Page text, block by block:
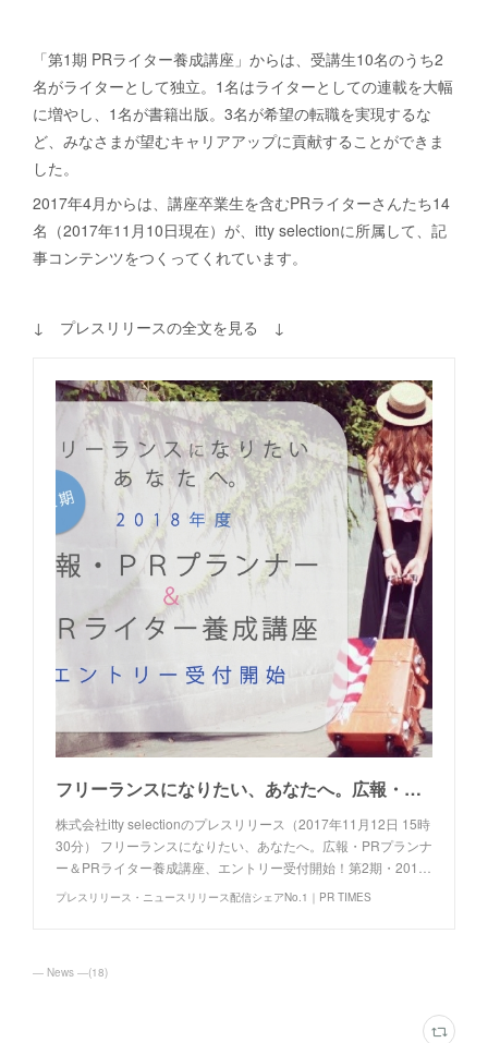
「第1期 PRライター養成講座」からは、受講生10名のうち2
名がライターとして独立。1名はライターとしての連載を大幅
に増やし、1名が書籍出版。3名が希望の転職を実現するな
ど、みなさまが望むキャリアアップに貢献することができま
した。
2017年4月からは、講座卒業生を含むPRライターさんたち14
名（2017年11月10日現在）が、itty selectionに所属して、記
事コンテンツをつくってくれています。
↓ プレスリリースの全文を見る ↓
​フリーランスになりたい、あなたへ。広報・PRプランナー＆PRライター養成講座、エントリー受付開始！第2期・2018年1月スタート〜itty selection Inc.〜
株式会社itty selectionのプレスリリース（2017年11月12日 15時
30分） フリーランスになりたい、あなたへ。広報・PRプランナ
ー＆PRライター養成講座、エントリー受付開始！第2期・201…
プレスリリース・ニュースリリース配信シェアNo.1｜PR TIMES
― News ―(18)